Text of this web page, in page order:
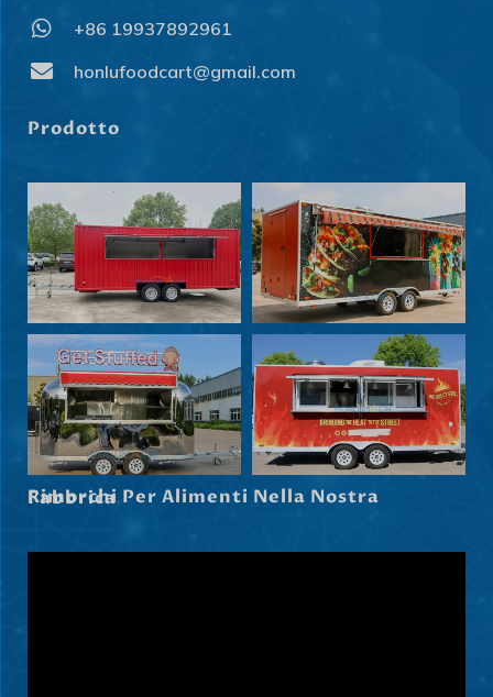
+86 19937892961
honlufoodcart@gmail.com
Prodotto
Rimorchi Per Alimenti Nella Nostra Fabbrica Nederlands (België)
हिन्दी
Norsk bokmål
Slovenčina
Svenska